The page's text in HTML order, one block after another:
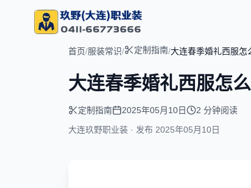
首页/服装常识/ 定制指南/大连春季婚礼西服怎
大连春季婚礼西服怎
定制指南 2025年05月10日
2 分钟阅读
大连玖野职业装 · 发布 2025年05月10日